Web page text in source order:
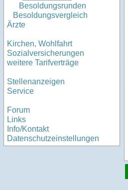
Besoldungsrunden
Besoldungsvergleich
Ärzte
Kirchen, Wohlfahrt
Sozialversicherungen
weitere Tarifverträge
Stellenanzeigen
Service
Forum
Links
Info/Kontakt
Datenschutzeinstellungen